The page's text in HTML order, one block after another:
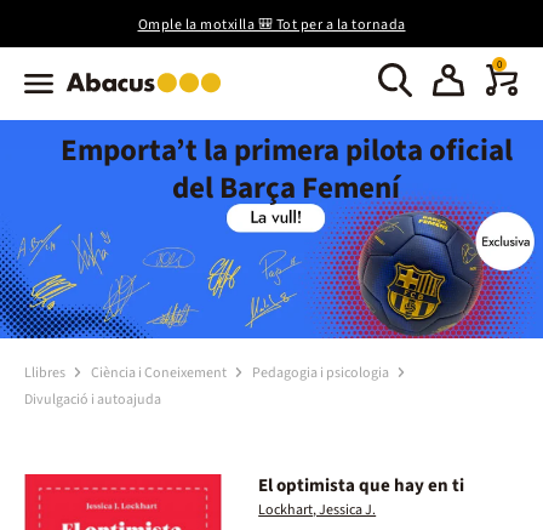
Omple la motxilla 🎒 Tot per a la tornada
0
Emporta’t la primera pilota oficial
del Barça Femení
Llibres Ciència i Coneixement
Pedagogia i psicologia
Divulgació i autoajuda
El optimista que hay en ti
Lockhart, Jessica J.